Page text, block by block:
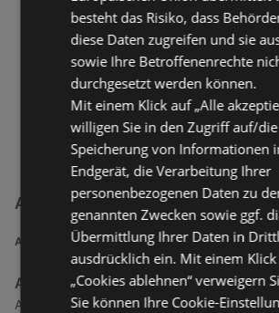
Autohaus Best Filialen in der
ADRESSE
Autohaus Göthling
An Der Feuerwache 1, 99817 Eisenach
besteht das Risiko, dass
diese Daten zugreifen und sie
sowie Ihre Betroffenenrechte
durchgesetzt werden können.
Mit einem Klick auf „Alle
willigen Sie in den Zugriff auf/die
Speicherung von Informationen
Endgerät, die Verarbeitung Ihrer
personenbezogenen Daten zu
genannten Zwecken sowie ggf.
Übermittlung Ihrer Daten in
ausdrücklich ein. Mit einem
„Cookies ablehnen“ verweigern
Sie können Ihre Cookie-